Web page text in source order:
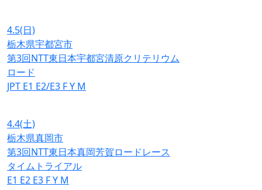
4.5(日)
栃木県宇都宮市
第3回NTT東日本宇都宮清原クリテリウム
ロード
JPT E1 E2/E3 FY M
4.4(土)
栃木県真岡市
第3回NTT東日本真岡芳賀ロードレース
タイムトライアル
E1 E2 E3 FY M